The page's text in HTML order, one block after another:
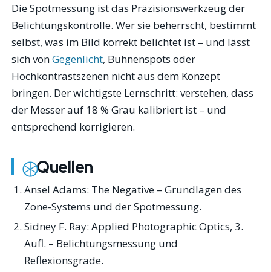
Die Spotmessung ist das Präzisionswerkzeug der
Belichtungskontrolle. Wer sie beherrscht, bestimmt
selbst, was im Bild korrekt belichtet ist – und lässt
sich vonGegenlicht, Bühnenspots oder
Hochkontrastszenen nicht aus dem Konzept
bringen. Der wichtigste Lernschritt: verstehen, dass
der Messer auf 18 % Grau kalibriert ist – und
entsprechend korrigieren.
Quellen
Ansel Adams: The Negative– Grundlagen des
Zone-Systems und der Spotmessung.
Sidney F. Ray: Applied Photographic Optics, 3.
Aufl. – Belichtungsmessung und
Reflexionsgrade.